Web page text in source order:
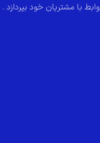
با مشتریان خود بپردازد .